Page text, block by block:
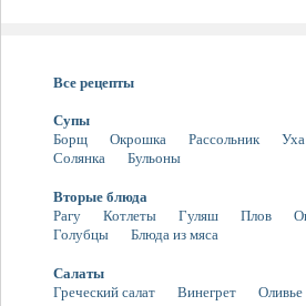
Все рецепты
Супы
Борщ
Окрошка Рассольник Уха
Солянка
Бульоны
Вторые блюда
Рагу
Котлеты Гуляш Плов
Голубцы
Блюда из мяса
Салаты
Греческий салат
Винегрет Оливье